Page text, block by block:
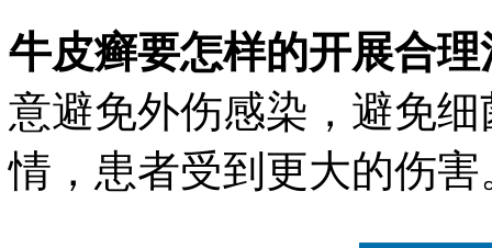
牛皮癣要怎样的开展合理
意避免外伤感染，避免
情，患者受到更大的伤害